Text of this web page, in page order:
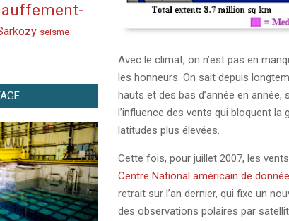
Avec le climat, on n’est pas en
les honneurs. On sait depuis
hauts et des bas d’année en
l’influence des vents qui bloquent
latitudes plus élevées.
Cette fois, pour juillet 2007, les
Centre National américain de
retrait sur l’an dernier, qui fixe un
des observations polaires par
seisme